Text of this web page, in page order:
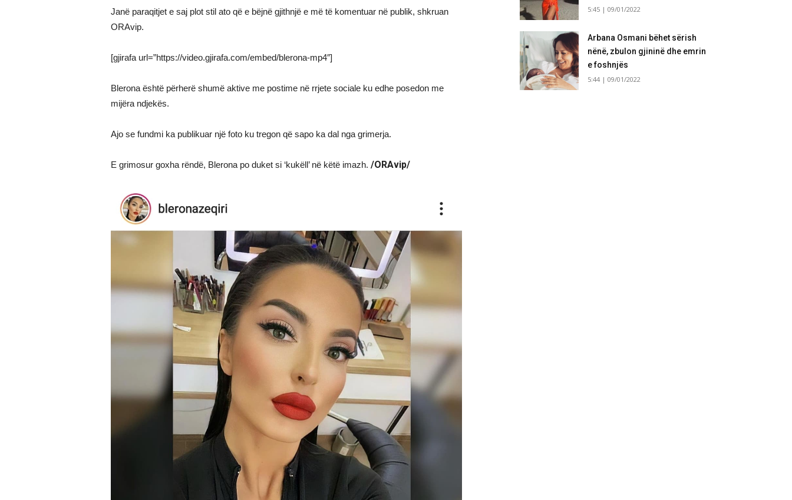
Janë paraqitjet e saj plot stil ato që e bëjnë gjithnjë e më të komentuar në publik, shkruan
ORAvip.
[gjirafa url=”https://video.gjirafa.com/embed/blerona-mp4″]
Blerona është përherë shumë aktive me postime në rrjete sociale ku edhe posedon me
mijëra ndjekës.
Ajo se fundmi ka publikuar një foto ku tregon që sapo ka dal nga grimerja.
E grimosur goxha rëndë, Blerona po duket si ‘kukëll’ në këtë imazh. /ORAvip/
5:45 | 09/01/2022
Arbana Osmani bëhet sërish
nënë, zbulon gjininë dhe emrin
e foshnjës
5:44 | 09/01/2022